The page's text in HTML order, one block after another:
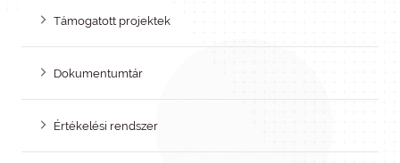
Támogatott projektek
Dokumentumtár
Értékelési rendszer